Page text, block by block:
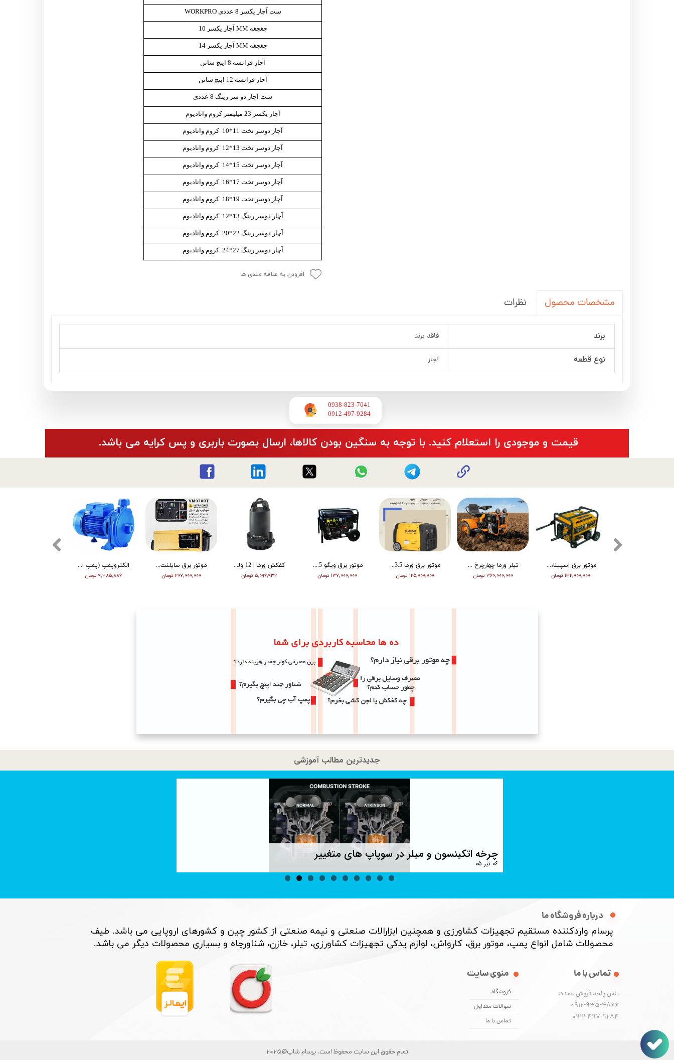
ست آچار یکسر 8 عددی WORKPRO
جغجغه MM آچار یکسر 10
جغجغه MM آچار یکسر 14
آچار فرانسه 8 اینچ ساتن
آچار فرانسه 12 اینچ ساتن
ست آچار دو سر رینگ 8 عددی
آچار یکسر 23 میلیمتر کروم وانادیوم
آچار دوسر تخت 11*10 کروم وانادیوم
آچار دوسر تخت 13*12 کروم وانادیوم
آچار دوسر تخت 15*14 کروم وانادیوم
آچار دوسر تخت 17*16 کروم وانادیوم
آچار دوسر تخت 19*18 کروم وانادیوم
آچار دوسر رینگ 13*12 کروم وانادیوم
آچار دوسر رینگ 22*20 کروم وانادیوم
آچار دوسر رینگ 27*24 کروم وانادیوم
افزودن به علاقه مندی ها
مشخصات محصول نظرات
برند فاقد برند
نوع قطعه آچار
0938-823-7041
​​​​​​​0912-497-9284
​قیمت و موجودی را استعلام کنید. با توجه به سنگین بودن کالاها، ارسال بصورت باربری و پس کرایه می باشد.
الکتروپمپ (پمپ اب ) ویگو بشقابی 0/5 اسب پروانه پلاستیک CPM130
۹,۳۸۵,۸۸۶ تومان
موتور برق سایلنت ورما گازوییلی 7 کیلووات VM9700T
۲۰۷,۰۰۰,۰۰۰ تومان
کفکش ورما | 12 ولت | 20 متری | 1 اینچ | مشکی | VMDC-12V 1
۵,۰۹۶,۹۳۲ تومان
موتور برق ویگو 8.5 کیلووات بنزینی سه فاز WG11500T
۱۳۷,۰۰۰,۰۰۰ تومان
موتور برق ورما 3.5 کیلووات سایلنت اینورتر ریموت دار VM6500i
۱۲۵,۰۰۰,۰۰۰ تومان
تیلر ورما چهارچرخ (مینی تراکتور) ، دیزل ، چرخ بزرگ ، دوچراغ، استارت vm001
۳۶۰,۰۰۰,۰۰۰ تومان
موتور برق اسپینا، تکفاز 8 کیلو وات، ATS دار مدل SP18000E
۱۳۲,۰۰۰,۰۰۰ تومان
جدیدترین مطالب آموزشی
چرخه اتکینسون و میلر در سوپاپ های متغییر
۰۶ تیر ۰۵
تمام حقوق این سایت محفوظ است. پرسام شاپ@2025
درباره فروشگاه ما
پرسام واردکننده مستقیم تجهیزات کشاورزی و همچنین ابزارالات صنعتی و نیمه صنعتی از کشور چین و کشورهای اروپایی می باشد. طیف
محصولات شامل انواع پمپ، موتور برق، کارواش، لوازم یدکی تجهیزات کشاورزی، تیلر، خازن، شناورچاه و بسیاری محصولات دیگر می باشد. ​​​​​​​
منوی سایت
فروشگاه
سوالات متداول
تماس با ما
تماس با ما
تلفن واحد فروش عمده:
0912-935-4866
​​​​​​​0912-497-9284